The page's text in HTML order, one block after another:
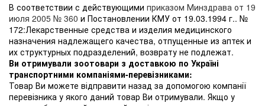
В соответствии с действующими приказом Минздрава от 19
июля 2005 № 360 и Постановлении КМУ от 19.03.1994 г.. №
172:Лекарственные средства и изделия медицинского
назначения надлежащего качества, отпущенные из аптек и
их структурных подразделений, возврату не подлежат.
Ви отримували зоотовари з доставкою по Україні
транспортними компаніями-перевізниками:
Товар Ви можете відправити назад за допомогою компанії
перевізника у якого даний товар Ви отримували. Якщо у